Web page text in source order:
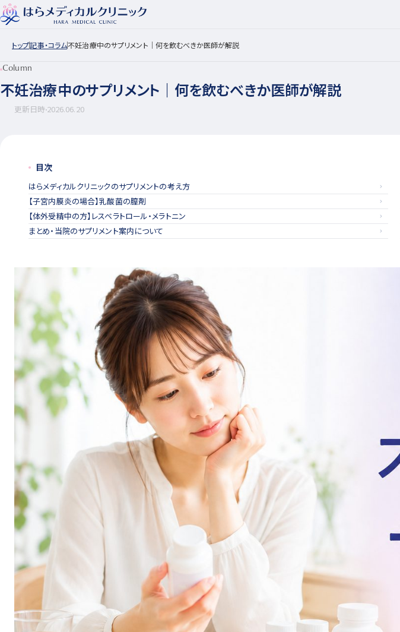
トップ記事・コラム不妊治療中のサプリメント｜何を飲むべきか医師が解説
Column
不妊治療中のサプリメント｜何を飲むべきか医師が解説
更新日時2026.06.20
目次
はらメディカルクリニックのサプリメントの考え方
【子宮内膜炎の場合】乳酸菌の膣剤
【体外受精中の方】レスベラトロール・メラトニン
まとめ・当院のサプリメント案内について